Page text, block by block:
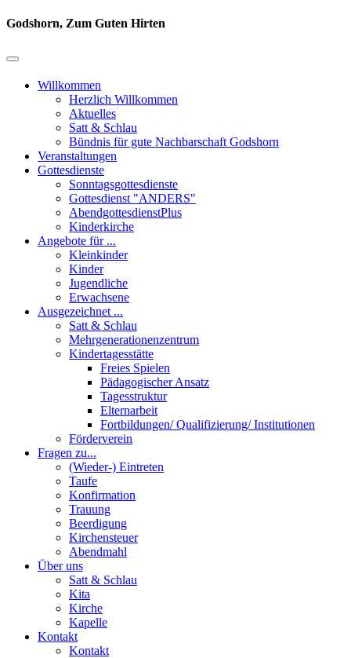
Godshorn, Zum Guten Hirten
Willkommen
Herzlich Willkommen
Aktuelles
Satt & Schlau
Bündnis für gute Nachbarschaft Godshorn
Veranstaltungen
Gottesdienste
Sonntagsgottesdienste
Gottesdienst "ANDERS"
AbendgottesdienstPlus
Kinderkirche
Angebote für ...
Kleinkinder
Kinder
Jugendliche
Erwachsene
Ausgezeichnet ...
Satt & Schlau
Mehrgenerationenzentrum
Kindertagesstätte
Freies Spielen
Pädagogischer Ansatz
Tagesstruktur
Elternarbeit
Fortbildungen/ Qualifizierung/ Institutionen
Förderverein
Fragen zu...
(Wieder-) Eintreten
Taufe
Konfirmation
Trauung
Beerdigung
Kirchensteuer
Abendmahl
Über uns
Satt & Schlau
Kita
Kirche
Kapelle
Kontakt
Kontakt